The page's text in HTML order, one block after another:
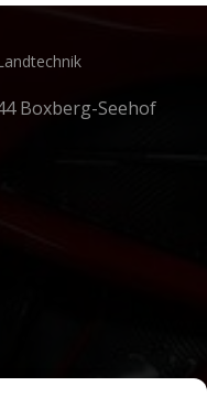
Boxberg-Seehof